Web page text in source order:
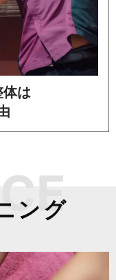
体は
ング